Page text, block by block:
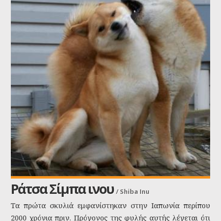
σας λατρέψουν.
Ράτσα Σίμπα ινου /Shiba Inu
Τα πρώτα σκυλιά εμφανίστηκαν στην Ιαπωνία περίπου
2000 χρόνια πριν. Πρόγονος της φυλής αυτής λέγεται ότι